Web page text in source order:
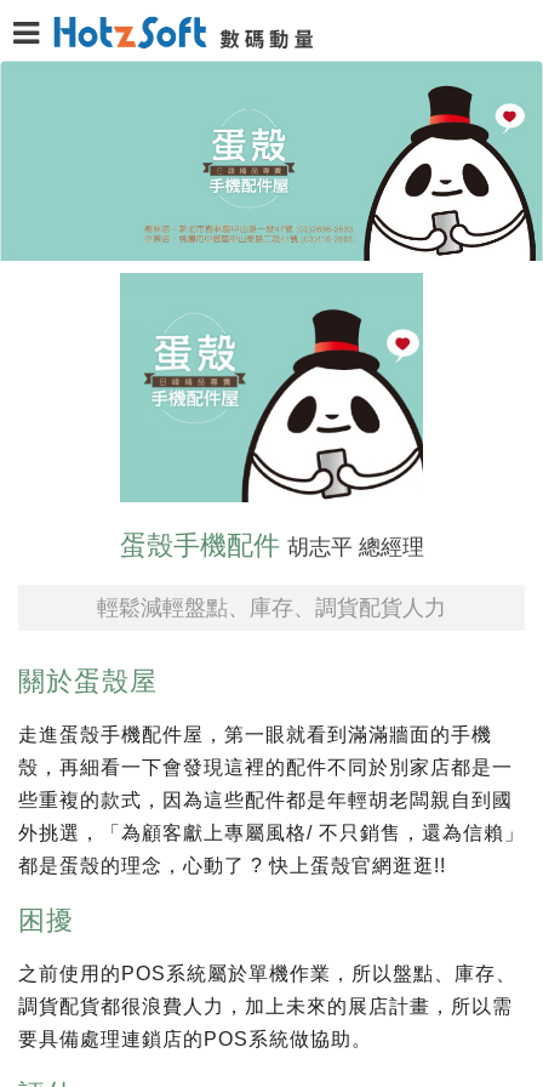
蛋殼手機配件 胡志平 總經理
輕鬆減輕盤點、庫存、調貨配貨人力
關於蛋殼屋
走進蛋殼手機配件屋，第一眼就看到滿滿牆面的手機
殼，再細看一下會發現這裡的配件不同於別家店都是一
些重複的款式，因為這些配件都是年輕胡老闆親自到國
外挑選，「為顧客獻上專屬風格/ 不只銷售，還為信賴」
都是蛋殼的理念，心動了 ? 快上蛋殼官網逛逛!!
困擾
之前使用的POS系統屬於單機作業，所以盤點、庫存、
調貨配貨都很浪費人力，加上未來的展店計畫，所以需
要具備處理連鎖店的POS系統做協助。